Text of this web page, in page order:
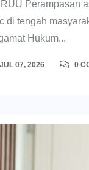
Perampasan
di tengah
Hukum...
JUL 07, 2026 0